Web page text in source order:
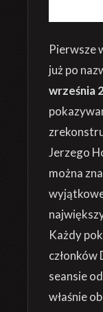
Pierwsze
już po
września
Jerzego
można
Każdy
członków
seansie
właśnie